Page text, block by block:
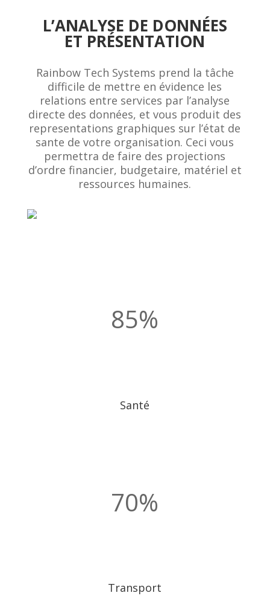
L’ANALYSE DE DONNÉES
ET PRÉSENTATION
Rainbow Tech Systems prend la tâche
difficile de mettre en évidence les
relations entre services par l’analyse
directe des données, et vous produit des
representations graphiques sur l’état de
sante de votre organisation. Ceci vous
permettra de faire des projections
d’ordre financier, budgetaire, matériel et
ressources humaines.
85%
Santé
70%
Transport